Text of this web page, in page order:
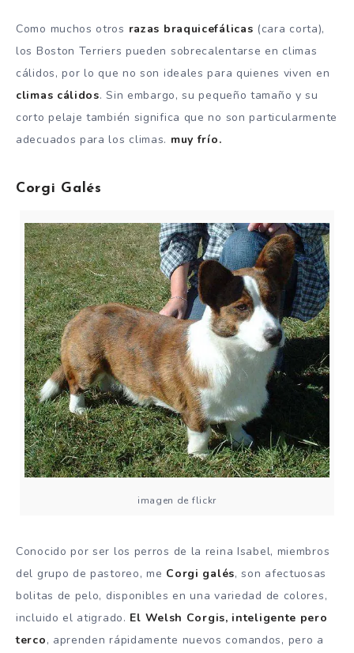
Como muchos otros razas braquicefálicas (cara corta),
los Boston Terriers pueden sobrecalentarse en climas
cálidos, por lo que no son ideales para quienes viven en
climas cálidos.Sin embargo, su pequeño tamaño y su
corto pelaje también significa que no son particularmente
adecuados para los climas. muy frío.
Corgi Galés
imagen de flickr
Conocido por ser los perros de la reina Isabel, miembros
del grupo de pastoreo, me Corgi galés, son afectuosas
bolitas de pelo, disponibles en una variedad de colores,
incluido el atigrado. El Welsh Corgis, inteligente pero
terco, aprenden rápidamente nuevos comandos, pero a